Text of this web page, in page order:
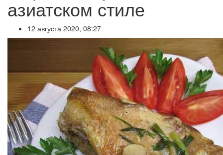
азиатском стиле
12 августа 2020, 08:27